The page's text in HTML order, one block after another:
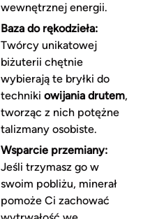
wewnętrznej energii.
Baza do rękodzieła:
Twórcy unikatowej
biżuterii chętnie
wybierają te bryłki do
techniki owijania drutem,
tworząc z nich potężne
talizmany osobiste.
Wsparcie przemiany:
Jeśli trzymasz go w
swoim pobliżu, minerał
pomoże Ci zachować